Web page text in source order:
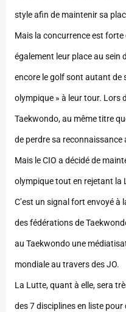
style afin de maintenir sa
Mais la concurrence est
également leur place au sein
encore le golf sont autant de
olympique » à leur tour. Lors
Taekwondo, au même titre
de perdre sa
Mais le CIO a décidé de
olympique tout en rejetant la
C’est un signal fort envoyé à
des fédérations de
au Taekwondo une
mondiale au travers des JO.
La Lutte, quant à elle, sera
des 7 disciplines en liste